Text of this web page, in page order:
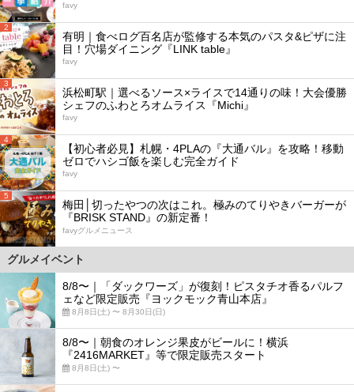
favy
2
有明｜食べログ百名店が監修する本気のパスタ&ピザに注
目！穴場ダイニング『LINK table』
favy
3
浜松町駅｜選べるソース×ライスで14通りの味！大会優勝
シェフのふわとろオムライス『Michi』
favy
4
【初心者必見】札幌・4PLAの『大通バル』を攻略！移動
ゼロでハシゴ飯を楽しむ完全ガイド
favy
5
梅田│切ったやつの次はこれ。極みのてりやきバーガーが
『BRISK STAND』の新定番！
favyグルメニュース
グルメイベント
8/8〜｜「ダックワーズ」が復刻！ピスタチオ香るパルフ
ェなど限定販売『ヨックモック青山本店』
8月8日(土) 〜 8月30日(日)
8/8〜｜朝食のオレンジ果皮がビールに！横浜
『2416MARKET』等で限定販売スタート
8月8日(土) 〜